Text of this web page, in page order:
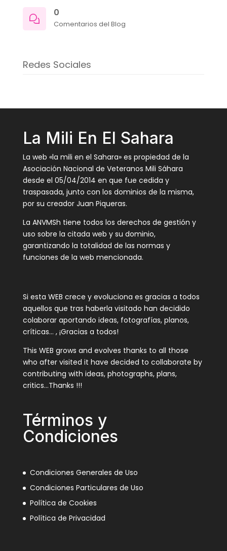
0
Comentarios del Blog
Redes Sociales
La Mili En El Sahara
La web «la mili en el Sahara» es propiedad de la
Asociación Nacional de Veteranos Mili Sáhara
desde el 05/04/2014 en que fue cedida y
traspasada, junto con los dominios de la misma,
por su creador Juan Piqueras.
La ANVMSh tiene todos los derechos de gestión y
uso sobre la citada web y su dominio,
garantizando la totalidad de las normas y
funciones de la web mencionada.
Si esta WEB crece y evoluciona es gracias a todos
aquellos que tras haberla visitado han decidido
colaborar aportando ideas, fotografías, planos,
críticas… , ¡Gracias a todos!
This WEB grows and evolves thanks to all those
who after visited it have decided to collaborate by
contributing with ideas, photographs, plans,
critics…Thanks !!!
Términos y
Condiciones
Condiciones Generales de Uso
Condiciones Particulares de Uso
Política de Cookies
Política de Privacidad